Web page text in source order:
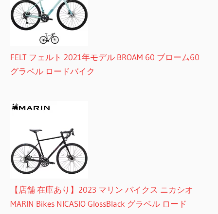
FELT フェルト 2021年モデル BROAM 60 ブローム60
グラベル ロードバイク
【店舗 在庫あり】2023 マリン バイクス ニカシオ
MARIN Bikes NICASIO GlossBlack グラベル ロード